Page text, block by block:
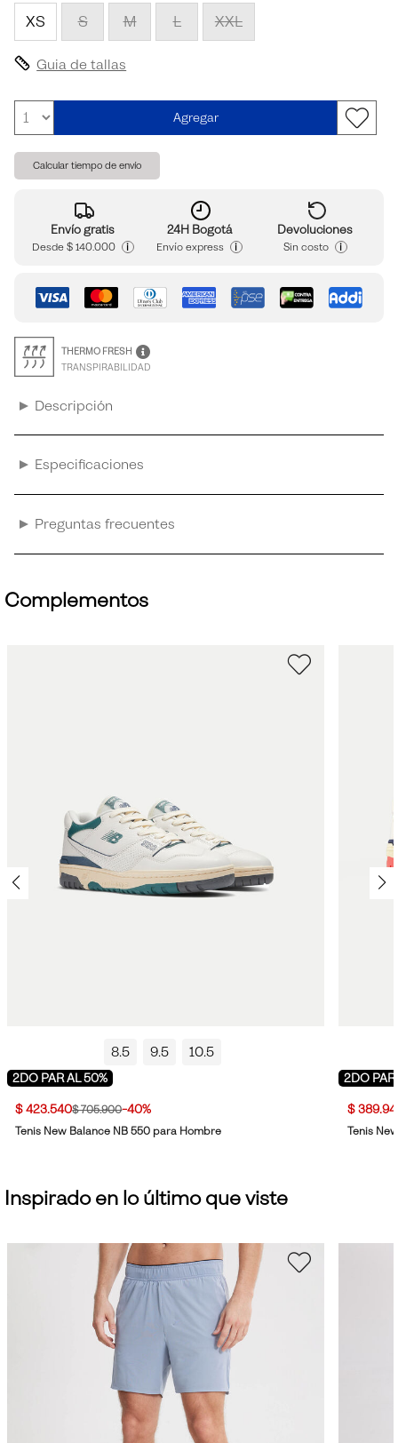
XS
S M L XXL
Guia de tallas
Agregar
Calcular tiempo de envío
Envío gratis
Desde$ 140.000 i
24H Bogotá
Envío express i
Devoluciones
Sin costo i
Descripción
Especificaciones
Preguntas frecuentes
THERMO FRESH
TRANSPIRABILIDAD
8.5 9.5 10.5
2DO PAR AL 50%
$ 423.540$ 705.900-40%
Tenis New Balance NB 550 para Hombre
2DO
$
Tenis
Complementos
Inspirado en lo último que viste